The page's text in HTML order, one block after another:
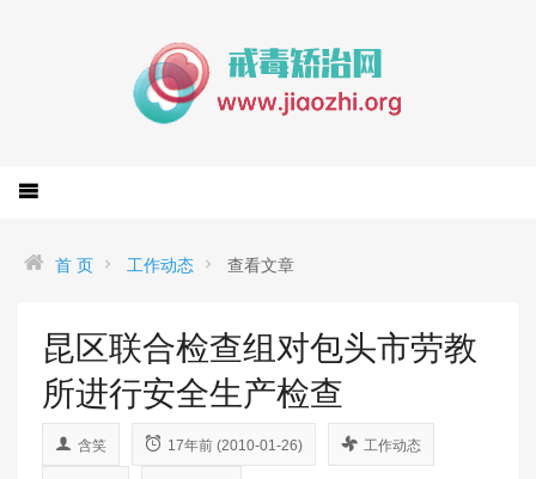
首 页 工作动态 查看文章
昆区联合检查组对包头市劳教
所进行安全生产检查
含笑 17年前 (2010-01-26) 工作动态